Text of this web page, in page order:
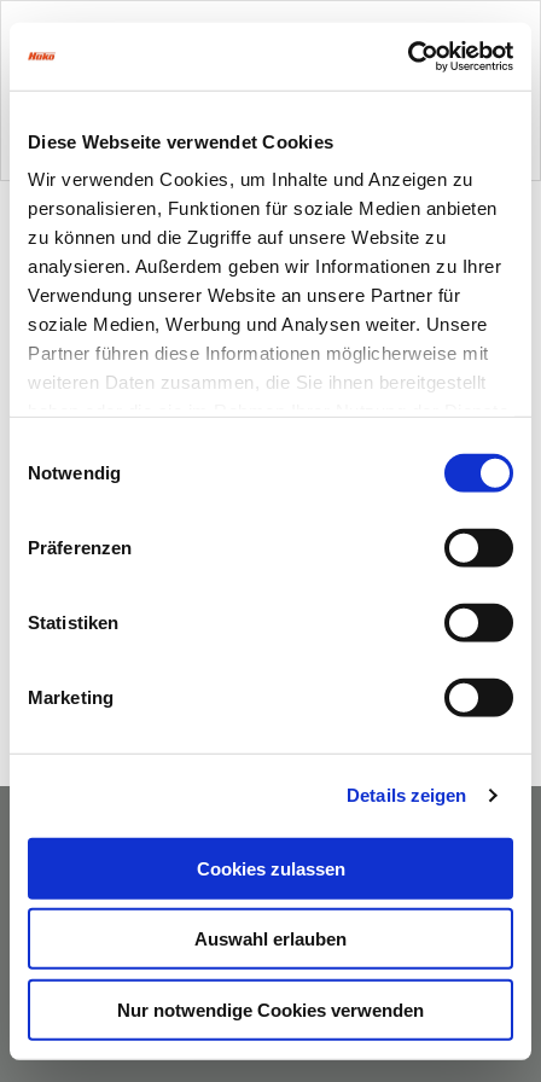
Diese Webseite verwendet Cookies
Wir verwenden Cookies, um Inhalte und Anzeigen zu
personalisieren, Funktionen für soziale Medien anbieten
zu können und die Zugriffe auf unsere Website zu
analysieren. Außerdem geben wir Informationen zu Ihrer
Verwendung unserer Website an unsere Partner für
soziale Medien, Werbung und Analysen weiter. Unsere
Partner führen diese Informationen möglicherweise mit
weiteren Daten zusammen, die Sie ihnen bereitgestellt
Notwendig
Präferenzen
Statistiken
Marketing
Details zeigen
Cookies zulassen
Auswahl erlauben
Nur notwendige Cookies verwenden
Datenschutzerklärung | Impressum
© Hako GmbH - Alle Rechte vorbehalten